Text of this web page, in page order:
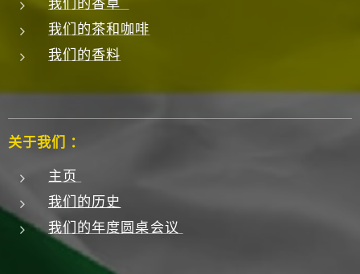
我们的香草
我们的茶和咖啡
我们的香料
关于我们 ：
主页
我们的历史
我们的年度圆桌会议